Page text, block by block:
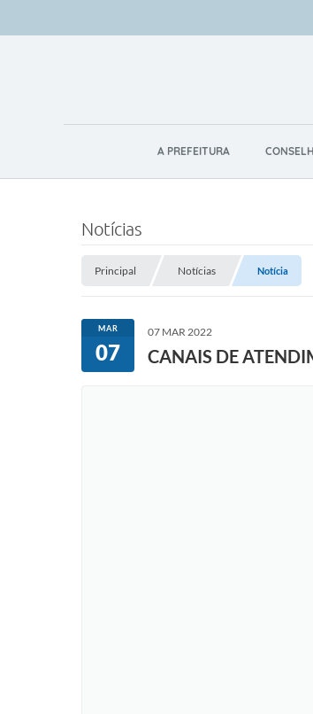
A PREFEITURA
Notícias
Principal Notícias Notícia
MAR
07
07 MAR 2022
CANAIS DE